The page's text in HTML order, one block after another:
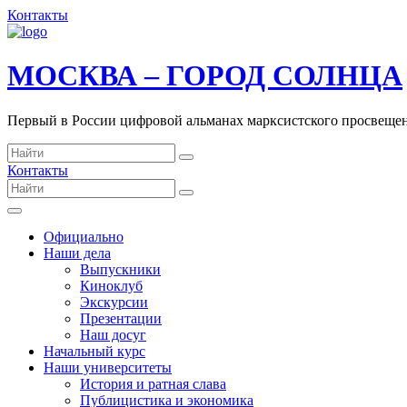
Контакты
МОСКВА – ГОРОД СОЛНЦА
Первый в России цифровой альманах марксистского
Контакты
Официально
Наши дела
Выпускники
Киноклуб
Экскурсии
Презентации
Наш досуг
Начальный курс
Наши университеты
История и ратная слава
Публицистика и экономика